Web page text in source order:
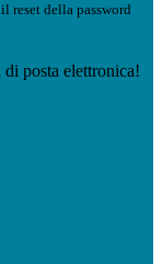
reset della password
posta elettronica!